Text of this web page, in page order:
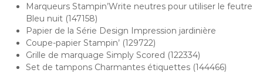
Marqueurs Stampin’Write neutres pour utiliser le feutre
Bleu nuit (147158)
Papier de la Série Design Impression jardinière
Coupe-papier Stampin’ (129722)
Grille de marquage Simply Scored (122334)
Set de tampons Charmantes étiquettes (144466)